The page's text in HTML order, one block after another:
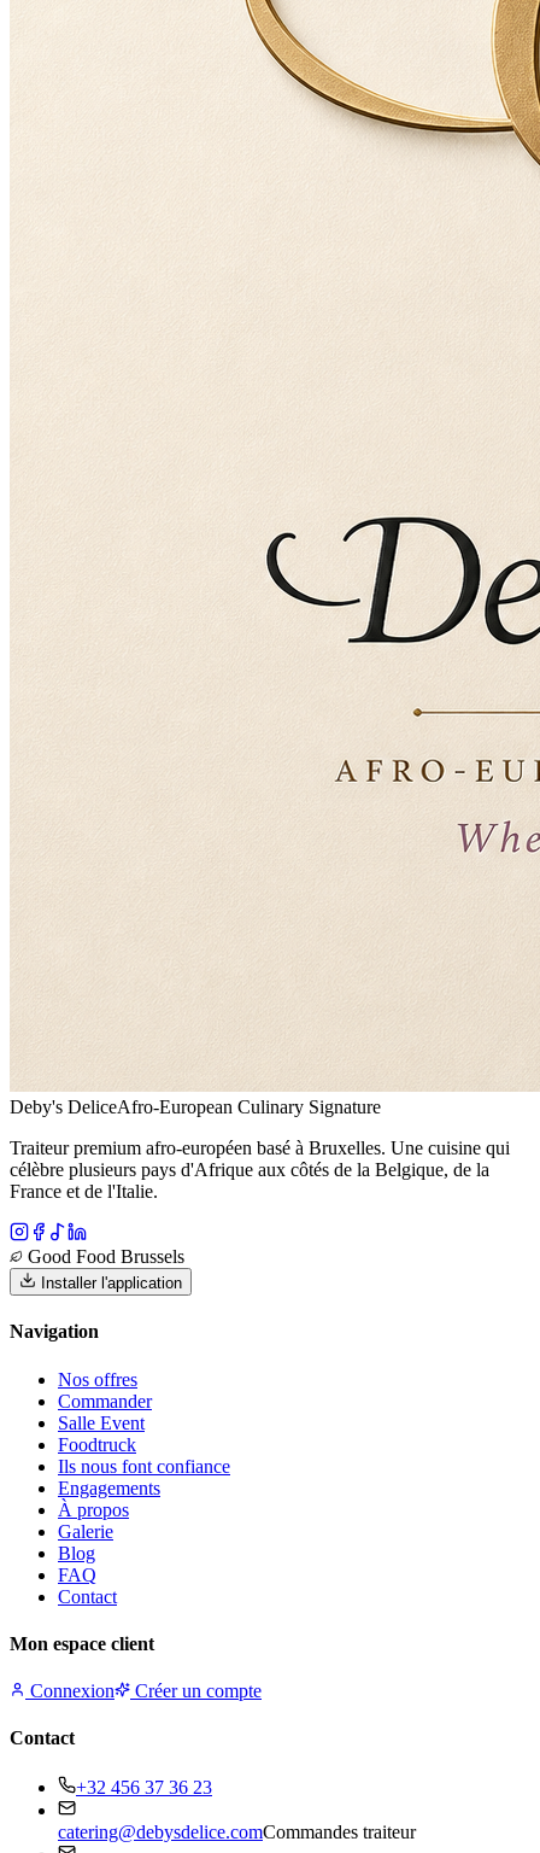
Deby's DeliceAfro-European Culinary Signature
Traiteur premium afro-européen basé à Bruxelles. Une cuisine qui
célèbre plusieurs pays d'Afrique aux côtés de la Belgique, de la
France et de l'Italie.
Good Food Brussels
Installer l'application
Navigation
Nos offres
Commander
Salle Event
Foodtruck
Ils nous font confiance
Engagements
À propos
Galerie
Blog
FAQ
Contact
Mon espace client
Connexion Créer un compte
Contact
+32 456 37 36 23
catering@debysdelice.comCommandes traiteur